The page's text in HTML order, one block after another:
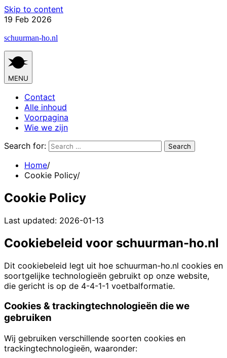
Skip to content
19 Feb 2026
schuurman-ho.nl
MENU
Contact
Alle inhoud
Voorpagina
Wie we zijn
Search for:
Home
Cookie Policy
Cookie Policy
Last updated: 2026-01-13
Cookiebeleid voor schuurman-ho.nl
Dit cookiebeleid legt uit hoe schuurman-ho.nl cookies en
soortgelijke technologieën gebruikt op onze website,
die gericht is op de 4-4-1-1 voetbalformatie.
Cookies & trackingtechnologieën die we
gebruiken
Wij gebruiken verschillende soorten cookies en
trackingtechnologieën, waaronder: